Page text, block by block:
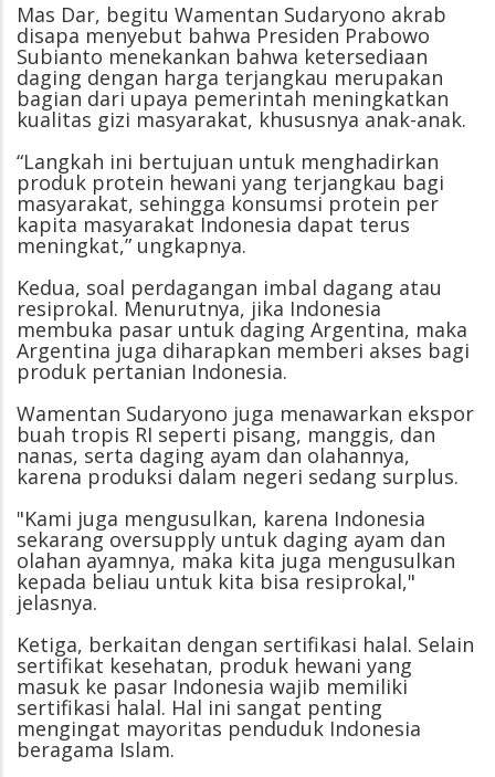
Mas Dar, begitu Wamentan Sudaryono akrab
disapa menyebut bahwa Presiden Prabowo
Subianto menekankan bahwa ketersediaan
daging dengan harga terjangkau merupakan
bagian dari upaya pemerintah meningkatkan
kualitas gizi masyarakat, khususnya anak-anak.
“Langkah ini bertujuan untuk menghadirkan
produk protein hewani yang terjangkau bagi
masyarakat, sehingga konsumsi protein per
kapita masyarakat Indonesia dapat terus
meningkat,” ungkapnya.
Kedua, soal perdagangan imbal dagang atau
resiprokal. Menurutnya, jika Indonesia
membuka pasar untuk daging Argentina, maka
Argentina juga diharapkan memberi akses bagi
produk pertanian Indonesia.
Wamentan Sudaryono juga menawarkan ekspor
buah tropis RI seperti pisang, manggis, dan
nanas, serta daging ayam dan olahannya,
karena produksi dalam negeri sedang surplus.
"Kami juga mengusulkan, karena Indonesia
sekarang oversupply untuk daging ayam dan
olahan ayamnya, maka kita juga mengusulkan
kepada beliau untuk kita bisa resiprokal,"
jelasnya.
Ketiga, berkaitan dengan sertifikasi halal. Selain
sertifikat kesehatan, produk hewani yang
masuk ke pasar Indonesia wajib memiliki
sertifikasi halal. Hal ini sangat penting
mengingat mayoritas penduduk Indonesia
beragama Islam.